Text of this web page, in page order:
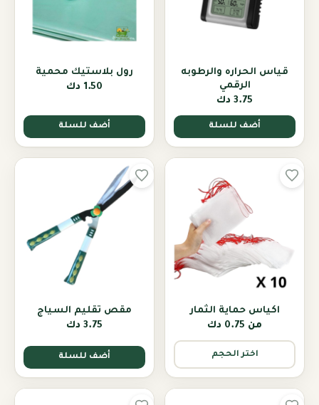
قياس الحراره والرطوبه
الرقمي
3.75 دك
أضف للسلة
رول بلاستيك محمية
1.50 دك
أضف للسلة
اكياس حماية الثمار
من 0.75 دك
اختر الحجم
مقص تقليم السياج
3.75 دك
أضف للسلة